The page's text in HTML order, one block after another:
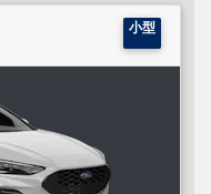
小型